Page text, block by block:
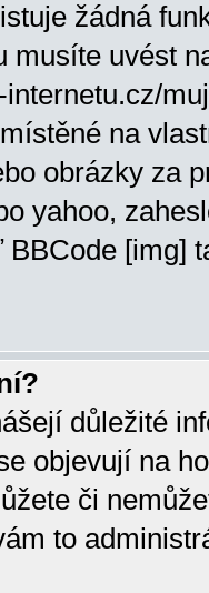
žádná
musíte uvést
na
obrázky za
yahoo,
BBCode [img]
důležité
objevují na
či
to